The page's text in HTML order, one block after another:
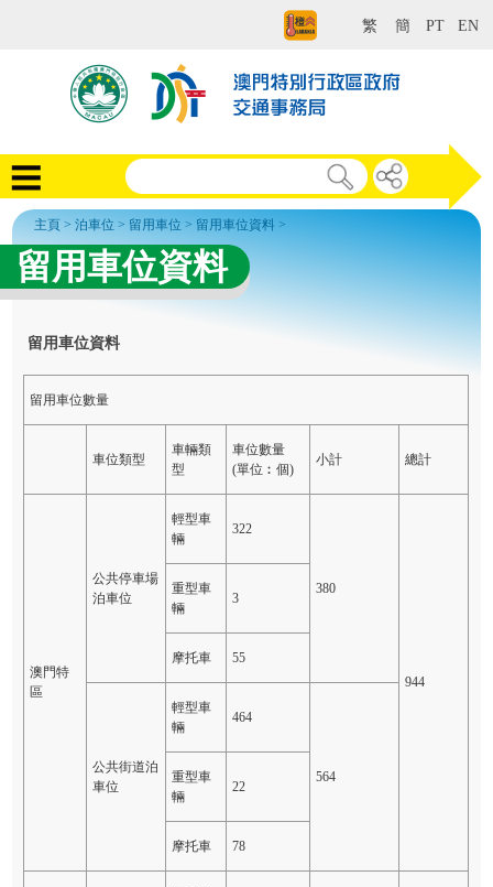
繁 簡 PT EN
主頁 >泊車位 > 留用車位 > 留用車位資料 >
留用車位資料
留用車位資料
留用車位數量
車位類型
車輛類
型
車位數量
(單位︰個)
小計 總計
澳門特
區
公共停車場
泊車位
輕型車
輛
322
380
944
重型車
輛
3
摩托車 55
公共街道泊
車位
輕型車
輛
464
564
重型車
輛
22
摩托車 78